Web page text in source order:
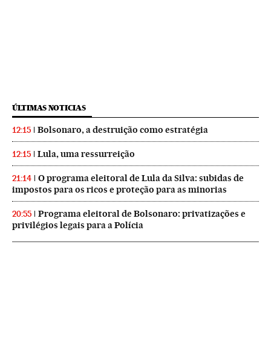
ÚLTIMAS NOTICIAS
12:15 Bolsonaro, a destruição como estratégia
12:15 Lula, uma ressurreição
21:14
O programa eleitoral de Lula da Silva: subidas de
impostos para os ricos e proteção para as minorias
20:55
Programa eleitoral de Bolsonaro: privatizações e
privilégios legais para a Polícia